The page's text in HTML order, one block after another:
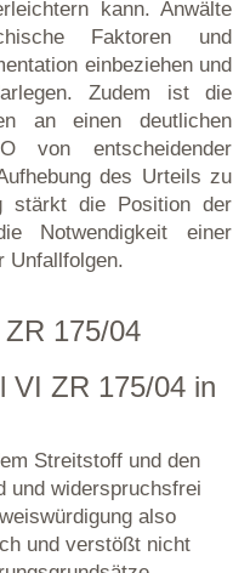
kann. Anwälte
Faktoren und
einbeziehen und
Zudem ist die
an einen deutlichen
von entscheidender
des Urteils zu
stärkt die Position der
Notwendigkeit einer
Unfallfolgen.
175/04
VI ZR 175/04 in
Streitstoff und den
und widerspruchsfrei
also
und verstößt nicht